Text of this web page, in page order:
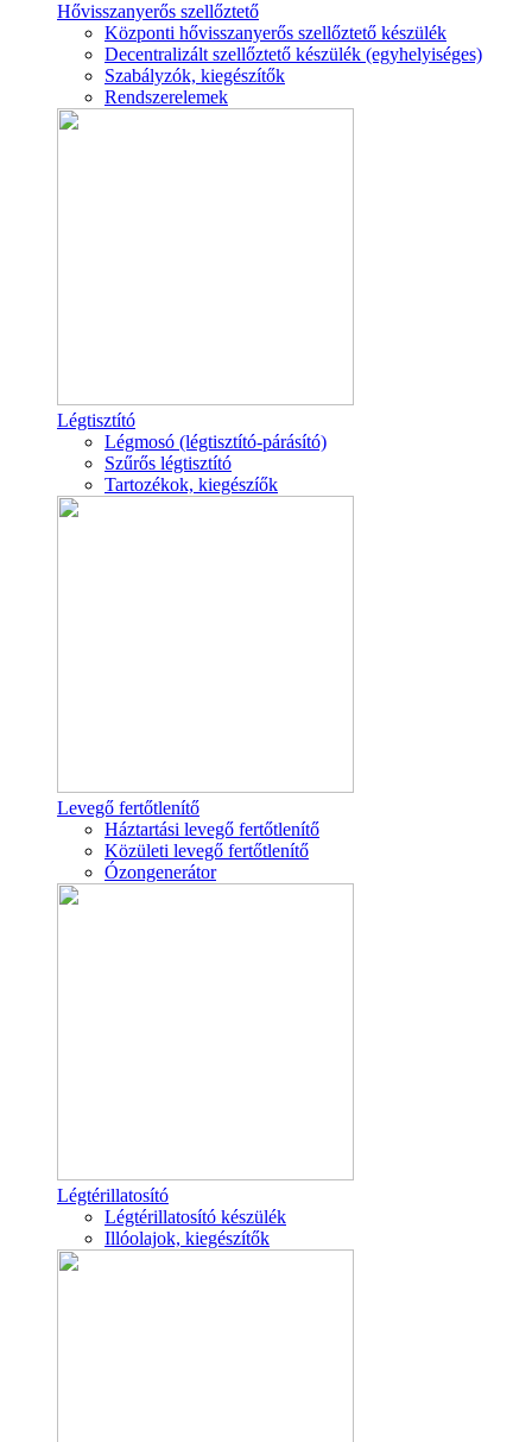
Hővisszanyerős szellőztető
Központi hővisszanyerős szellőztető készülék
Decentralizált szellőztető készülék (egyhelyiséges)
Szabályzók, kiegészítők
Rendszerelemek
Légtisztító
Légmosó (légtisztító-párásító)
Szűrős légtisztító
Tartozékok, kiegészíők
Levegő fertőtlenítő
Háztartási levegő fertőtlenítő
Közületi levegő fertőtlenítő
Ózongenerátor
Légtérillatosító
Légtérillatosító készülék
Illóolajok, kiegészítők